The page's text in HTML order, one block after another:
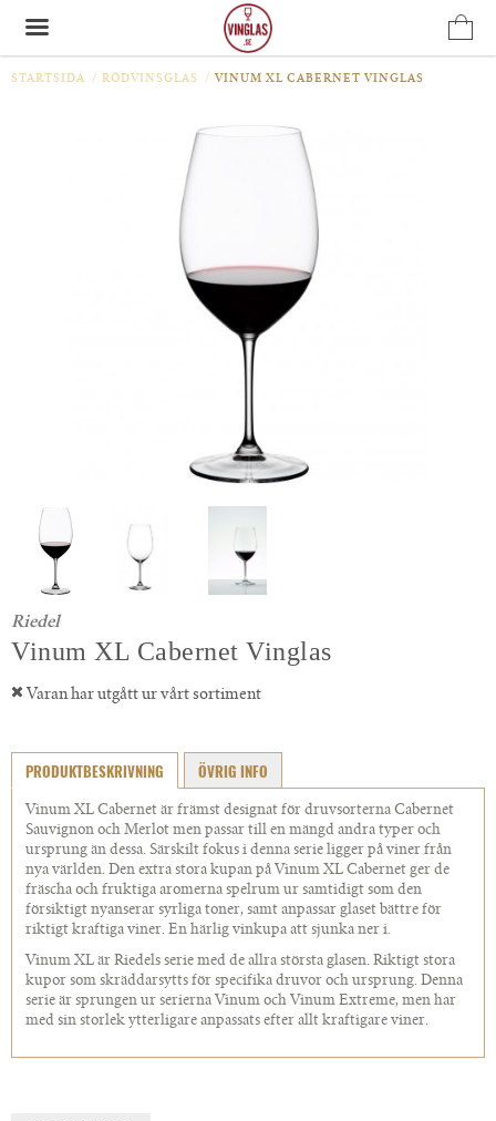
STARTSIDA / RÖDVINSGLAS / VINUM XL CABERNET VINGLAS
Riedel
Vinum XL Cabernet Vinglas
Varan har utgått ur vårt sortiment
PRODUKTBESKRIVNING ÖVRIG INFO
Vinum XL Cabernet är främst designat för druvsorterna Cabernet
Sauvignon och Merlot men passar till en mängd andra typer och
ursprung än dessa. Särskilt fokus i denna serie ligger på viner från
nya världen. Den extra stora kupan på Vinum XL Cabernet ger de
fräscha och fruktiga aromerna spelrum ur samtidigt som den
försiktigt nyanserar syrliga toner, samt anpassar glaset bättre för
riktigt kraftiga viner. En härlig vinkupa att sjunka ner i.
Vinum XL är Riedels serie med de allra största glasen. Riktigt stora
kupor som skräddarsytts för specifika druvor och ursprung. Denna
serie är sprungen ur serierna Vinum och Vinum Extreme, men har
med sin storlek ytterligare anpassats efter allt kraftigare viner.